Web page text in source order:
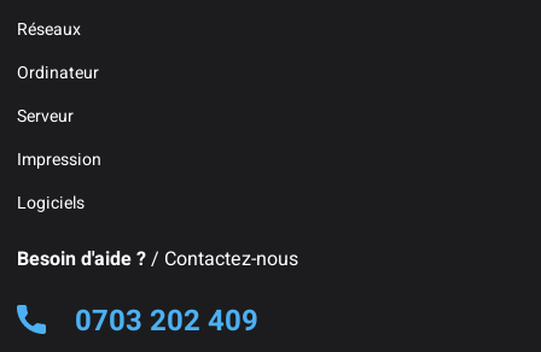
Réseaux
Ordinateur
Serveur
Impression
Logiciels
Besoin d'aide ?/ Contactez-nous
0703 202 409